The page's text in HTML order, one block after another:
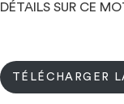
DÉTAILS SUR CE
TÉLÉCHARGER